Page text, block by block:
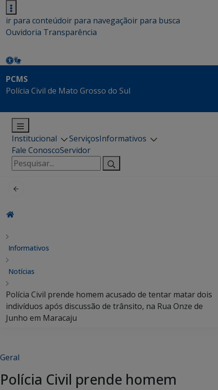
ir para conteúdoir para navegaçãoir para busca
Ouvidoria Transparência
PCMS
Polícia Civil de Mato Grosso do Sul
Institucional ServiçosInformativos
Fale ConoscoServidor
Pesquisar
por:
Informativos
Notícias
Polícia Civil prende homem acusado de tentar matar dois
indivíduos após discussão de trânsito, na Rua Onze de
Junho em Maracaju
Geral
Polícia Civil prende homem